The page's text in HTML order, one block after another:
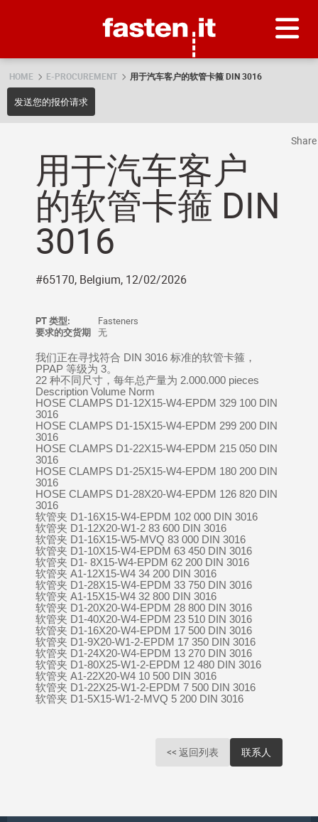
HOME E-PROCUREMENT 用于汽车客户的软管卡箍 DIN 3016
发送您的报价请求
用于汽车客户
的软管卡箍 DIN
3016
#65170, Belgium, 12/02/2026
PT 类型:
Fasteners
要求的交货期 无
我们正在寻找符合 DIN 3016 标准的软管卡箍，
PPAP 等级为 3。
22 种不同尺寸，每年总产量为 2.000.000 pieces
Description Volume Norm
HOSE CLAMPS D1-12X15-W4-EPDM 329 100 DIN
3016
HOSE CLAMPS D1-15X15-W4-EPDM 299 200 DIN
3016
HOSE CLAMPS D1-22X15-W4-EPDM 215 050 DIN
3016
HOSE CLAMPS D1-25X15-W4-EPDM 180 200 DIN
3016
HOSE CLAMPS D1-28X20-W4-EPDM 126 820 DIN
3016
软管夹 D1-16X15-W4-EPDM 102 000 DIN 3016
软管夹 D1-12X20-W1-2 83 600 DIN 3016
软管夹 D1-16X15-W5-MVQ 83 000 DIN 3016
软管夹 D1-10X15-W4-EPDM 63 450 DIN 3016
软管夹 D1- 8X15-W4-EPDM 62 200 DIN 3016
软管夹 A1-12X15-W4 34 200 DIN 3016
软管夹 D1-28X15-W4-EPDM 33 750 DIN 3016
软管夹 A1-15X15-W4 32 800 DIN 3016
软管夹 D1-20X20-W4-EPDM 28 800 DIN 3016
软管夹 D1-40X20-W4-EPDM 23 510 DIN 3016
软管夹 D1-16X20-W4-EPDM 17 500 DIN 3016
软管夹 D1-9X20-W1-2-EPDM 17 350 DIN 3016
软管夹 D1-24X20-W4-EPDM 13 270 DIN 3016
软管夹 D1-80X25-W1-2-EPDM 12 480 DIN 3016
软管夹 A1-22X20-W4 10 500 DIN 3016
软管夹 D1-22X25-W1-2-EPDM 7 500 DIN 3016
软管夹 D1-5X15-W1-2-MVQ 5 200 DIN 3016
<< 返回列表 联系人
Share